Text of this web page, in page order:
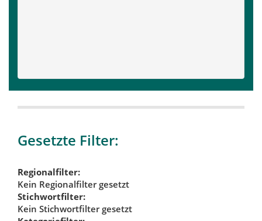
Gesetzte Filter:
Regionalfilter:
Kein Regionalfilter gesetzt
Stichwortfilter:
Kein Stichwortfilter gesetzt